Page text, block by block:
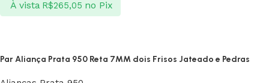
À vista R$265,05 no Pix
Par Aliança Prata 950 Reta 7MM dois Frisos Jateado e Pedras